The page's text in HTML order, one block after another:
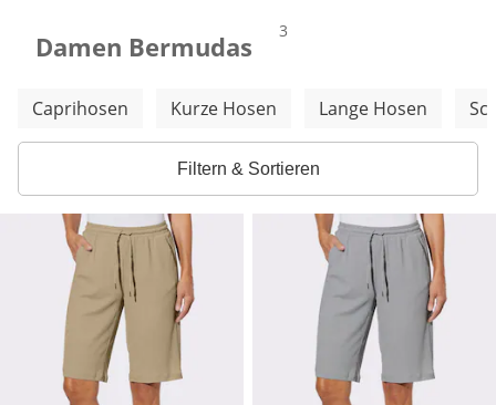
Damen Bermudas Produkte
3
Weitere Kategorien überspringen
Caprihosen Kurze Hosen Lange Hosen
Filtern & Sortieren